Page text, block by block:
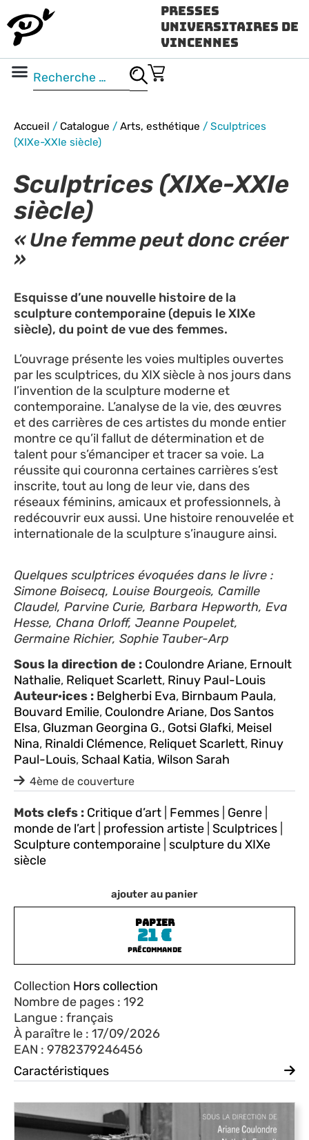
Presses
Universitaires de
Vincennes
Accueil / Catalogue / Arts, esthétique / Sculptrices
(XIXe-XXIe siècle)
ajouter au panier
PAPIER
21€
Précommande
Collection Hors collection
Nombre de pages : 192
Langue : français
À paraître le : 17/09/2026
EAN : 9782379246456
Caractéristiques
Sculptrices (XIXe-XXIe
siècle)
« Une femme peut donc créer
»
Esquisse d’une nouvelle histoire de la
sculpture contemporaine (depuis le XIXe
siècle), du point de vue des femmes.
L’ouvrage présente les voies multiples ouvertes
par les sculptrices, du XIX siècle à nos jours dans
l’invention de la sculpture moderne et
contemporaine. L’analyse de la vie, des œuvres
et des carrières de ces artistes du monde entier
montre ce qu’il fallut de détermination et de
talent pour s’émanciper et tracer sa voie. La
réussite qui couronna certaines carrières s’est
inscrite, tout au long de leur vie, dans des
réseaux féminins, amicaux et professionnels, à
redécouvrir eux aussi. Une histoire renouvelée et
internationale de la sculpture s’inaugure ainsi.
Quelques sculptrices évoquées dans le livre :
Simone Boisecq, Louise Bourgeois, Camille
Claudel, Parvine Curie, Barbara Hepworth, Eva
Hesse, Chana Orloff, Jeanne Poupelet,
Germaine Richier, Sophie Tauber-Arp
Sous la direction de : Coulondre Ariane, Ernoult
Nathalie, Reliquet Scarlett, Rinuy Paul-Louis
Auteur·ices : Belgherbi Eva, Birnbaum Paula,
Bouvard Emilie, Coulondre Ariane, Dos Santos
Elsa, Gluzman Georgina G., Gotsi Glafki, Meisel
Nina, Rinaldi Clémence, Reliquet Scarlett, Rinuy
Paul-Louis,Schaal Katia, Wilson Sarah
4ème de couverture
Mots clefs : Critique d’art Femmes Genre
monde de l’art profession artiste Sculptrices
Sculpture contemporaine sculpture du XIXe
siècle